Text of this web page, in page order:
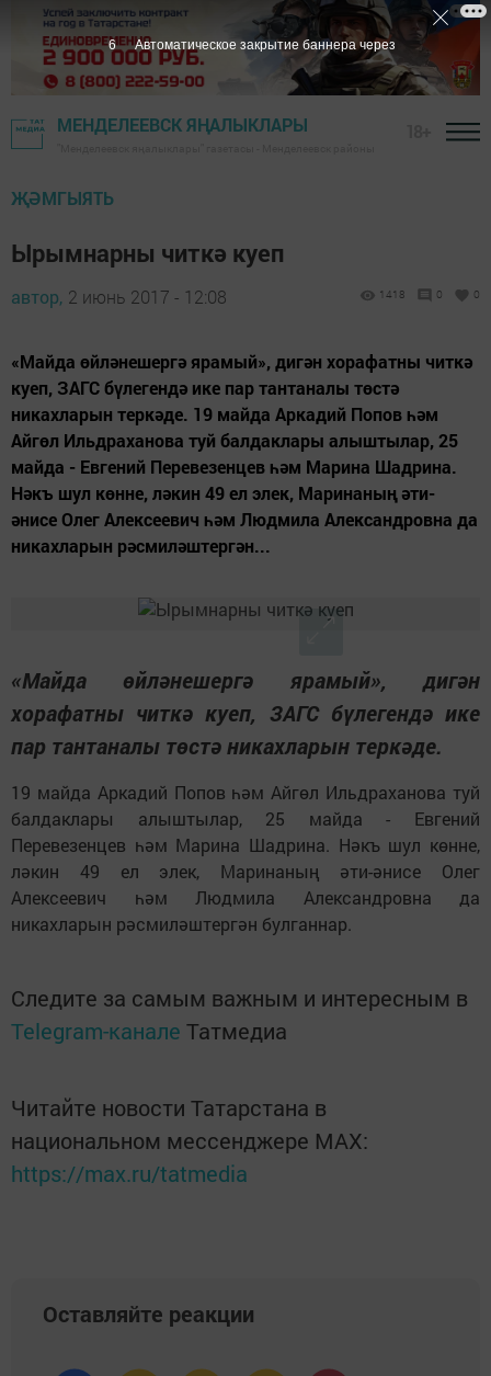
МЕНДЕЛЕЕВСК ЯҢАЛЫКЛАРЫ
ҖӘМГЫЯТЬ
Ырымнарны читкә куеп
автор, 2 июнь 2017 - 12:08 1418 0 0
«Майда өйләнешергә ярамый», дигән хорафатны читкә
куеп, ЗАГС бүлегендә ике пар тантаналы төстә
никахларын теркәде. 19 майда Аркадий Попов һәм
Айгөл Ильдраханова туй балдаклары алыштылар, 25
майда - Евгений Перевезенцев һәм Марина Шадрина.
Нәкъ шул көнне, ләкин 49 ел элек, Маринаның әти-
әнисе Олег Алексеевич һәм Людмила Александровна да
никахларын рәсмиләштергән...
«Майда өйләнешергә ярамый», дигән
хорафатны читкә куеп, ЗАГС бүлегендә ике
пар тантаналы төстә никахларын теркәде.
19 майда Аркадий Попов һәм Айгөл Ильдраханова туй
балдаклары алыштылар, 25 майда - Евгений
Перевезенцев һәм Марина Шадрина. Нәкъ шул көнне,
ләкин 49 ел элек, Маринаның әти-әнисе Олег
Алексеевич һәм Людмила Александровна да
никахларын рәсмиләштергән булганнар.
Следите за самым важным и интересным в
Telegram-канале Татмедиа
Читайте новости Татарстана в
национальном мессенджере MАХ:
https://max.ru/tatmedia
Оставляйте реакции
6 Автоматическое закрытие баннера через